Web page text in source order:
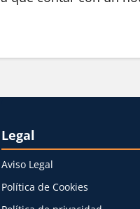
Legal
Aviso Legal
Política de Cookies